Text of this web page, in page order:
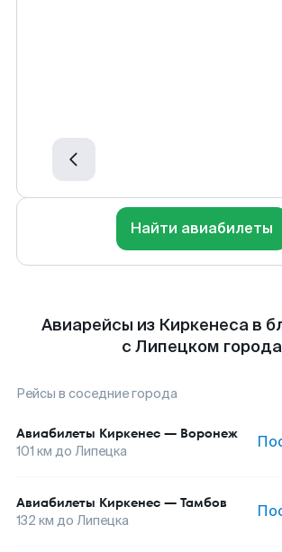
Найти авиабилеты
Авиарейсы из Киркенеса в
с Липецком города
Рейсы в соседние города
Авиабилеты Киркенеc — Воронеж
101 км до Липецка
Авиабилеты Киркенеc — Тамбов
132 км до Липецка